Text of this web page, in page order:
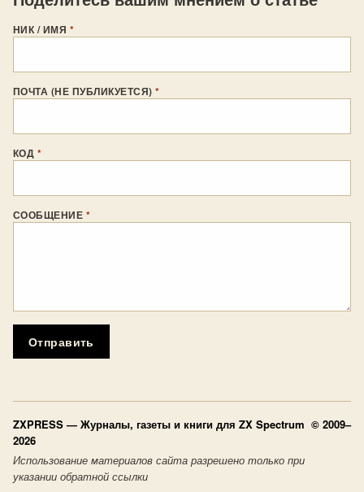
НИК / ИМЯ *
ПОЧТА (НЕ ПУБЛИКУЕТСЯ)*
КОД *
СООБЩЕНИЕ *
Отправить
ZXPRESS — Журналы, газеты и книги для ZX Spectrum © 2009–
2026
Использование материалов сайта разрешено только при
указании обратной ссылки